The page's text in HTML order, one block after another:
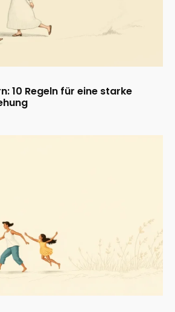
10 Regeln für eine starke